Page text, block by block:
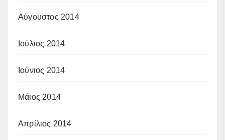
Αύγουστος 2014
Ιούλιος 2014
Ιούνιος 2014
Μάιος 2014
Απρίλιος 2014